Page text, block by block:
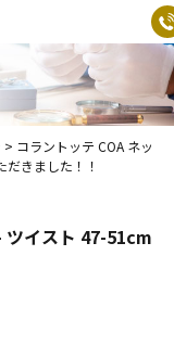
> コラントッテ COA ネッ
きました！！
ツイスト 47-51cm